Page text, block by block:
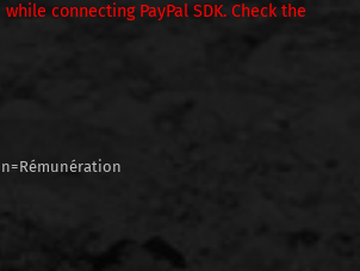
connecting PayPal SDK. Check the